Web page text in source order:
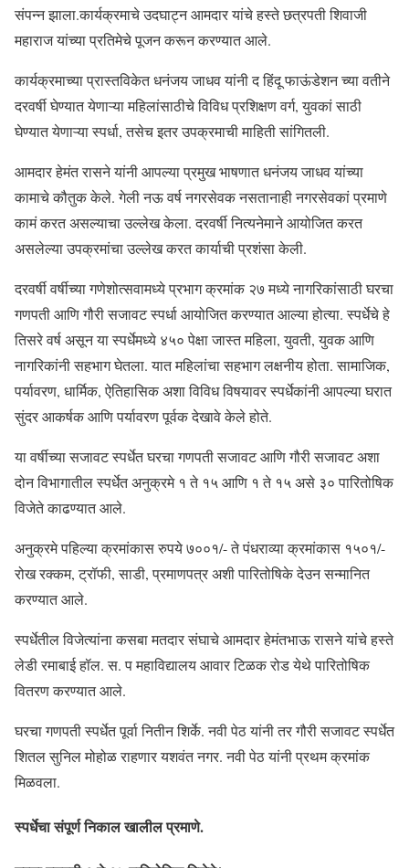
संपन्न झाला.कार्यक्रमाचे उदघाट्न आमदार यांचे हस्ते छत्रपती शिवाजी
महाराज यांच्या प्रतिमेचे पूजन करून करण्यात आले.
कार्यक्रमाच्या प्रास्तविकेत धनंजय जाधव यांनी द हिंदू फाऊंडेशन च्या वतीने
दरवर्षी घेण्यात येणाऱ्या महिलांसाठीचे विविध प्रशिक्षण वर्ग, युवकां साठी
घेण्यात येणाऱ्या स्पर्धा, तसेच इतर उपक्रमाची माहिती सांगितली.
आमदार हेमंत रासने यांनी आपल्या प्रमुख भाषणात धनंजय जाधव यांच्या
कामाचे कौतुक केले. गेली नऊ वर्ष नगरसेवक नसतानाही नगरसेवकां प्रमाणे
कामं करत असल्याचा उल्लेख केला. दरवर्षी नित्यनेमाने आयोजित करत
असलेल्या उपक्रमांचा उल्लेख करत कार्याची प्रशंसा केली.
दरवर्षी वर्षीच्या गणेशोत्सवामध्ये प्रभाग क्रमांक २७ मध्ये नागरिकांसाठी घरचा
गणपती आणि गौरी सजावट स्पर्धा आयोजित करण्यात आल्या होत्या. स्पर्धेचे हे
तिसरे वर्ष असून या स्पर्धेमध्ये ४५० पेक्षा जास्त महिला, युवती, युवक आणि
नागरिकांनी सहभाग घेतला. यात महिलांचा सहभाग लक्षनीय होता. सामाजिक,
पर्यावरण, धार्मिक, ऐतिहासिक अशा विविध विषयावर स्पर्धेकांनी आपल्या घरात
सुंदर आकर्षक आणि पर्यावरण पूर्वक देखावे केले होते.
या वर्षीच्या सजावट स्पर्धेत घरचा गणपती सजावट आणि गौरी सजावट अशा
दोन विभागातील स्पर्धेत अनुक्रमे १ ते १५ आणि १ ते १५ असे ३० पारितोषिक
विजेते काढण्यात आले.
अनुक्रमे पहिल्या क्रमांकास रुपये ७००१/- ते पंधराव्या क्रमांकास १५०१/-
रोख रक्कम, ट्रॉफी, साडी, प्रमाणपत्र अशी पारितोषिके देउन सन्मानित
करण्यात आले.
स्पर्धेतील विजेत्यांना कसबा मतदार संघाचे आमदार हेमंतभाऊ रासने यांचे हस्ते
लेडी रमाबाई हॉल. स. प महाविद्यालय आवार टिळक रोड येथे पारितोषिक
वितरण करण्यात आले.
घरचा गणपती स्पर्धेत पूर्वा नितीन शिर्के. नवी पेठ यांनी तर गौरी सजावट स्पर्धेत
शितल सुनिल मोहोळ राहणार यशवंत नगर. नवी पेठ यांनी प्रथम क्रमांक
मिळवला.
स्पर्धेचा संपूर्ण निकाल खालील प्रमाणे.